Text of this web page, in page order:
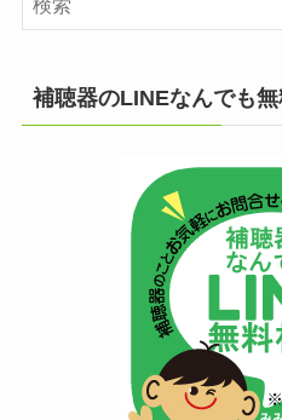
補聴器のLINEなんでも